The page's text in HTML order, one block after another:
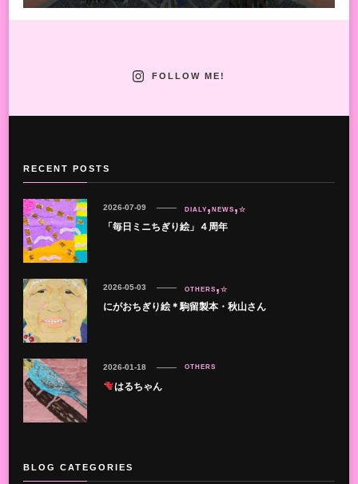
FOLLOW ME!
RECENT POSTS
DIALY NEWS ☆
「毎日ミニちぎり絵」４周年
2026-07-09
OTHERS ☆
にがおちぎり絵＊駒留製本・秋山さん
2026-05-03
OTHERS
はるちゃん
2026-01-18
BLOG CATEGORIES